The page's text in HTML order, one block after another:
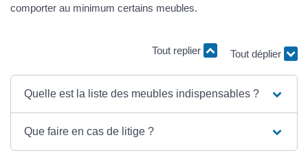
comporter au minimum certains meubles.
Tout replier Tout déplier
Quelle est la liste des meubles indispensables ?
Que faire en cas de litige ?